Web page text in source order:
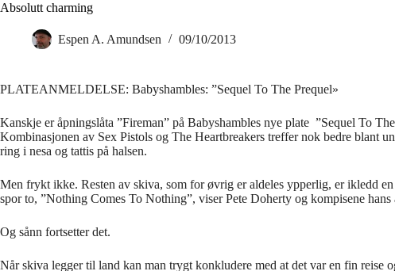
Absolutt charming
Espen A. Amundsen 09/10/2013
PLATEANMELDELSE: Babyshambles: ”Sequel To The Prequel»
Kanskje er åpningslåta ”Fireman” på Babyshambles nye plate ”Sequel To
Kombinasjonen av Sex Pistols og The Heartbreakers treffer nok bedre blant
ring i nesa og tattis på halsen.
Men frykt ikke. Resten av skiva, som for øvrig er aldeles ypperlig, er ikledd
spor to, ”Nothing Comes To Nothing”, viser Pete Doherty og kompisene
Og sånn fortsetter det.
Når skiva legger til land kan man trygt konkludere med at det var en fin reise